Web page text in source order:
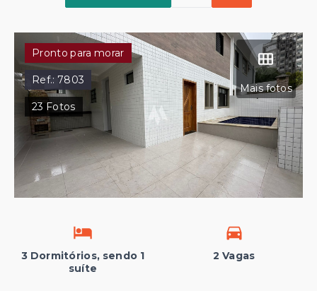
Mais fotos
Pronto para morar
Ref.: 7803
23 Fotos
3 Dormitórios, sendo 1
suíte
2 Vagas